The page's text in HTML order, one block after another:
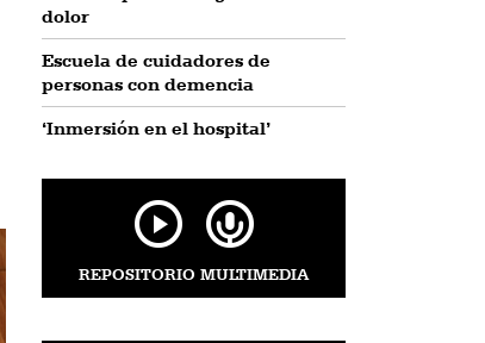
dolor
Escuela de cuidadores de
personas con demencia
‘Inmersión en el hospital’
REPOSITORIO MULTIMEDIA